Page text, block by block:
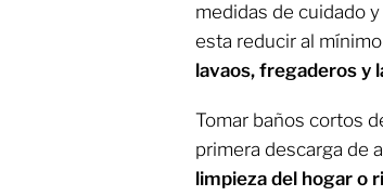
medidas de cuidado
esta reducir al
lavaos, fregaderos y
Tomar baños cortos
primera descarga de
limpieza del hogar o